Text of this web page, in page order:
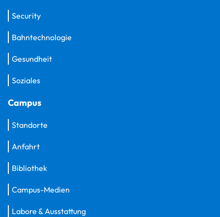
Security
Bahntechnologie
Gesundheit
Soziales
Campus
Standorte
Anfahrt
Bibliothek
Campus-Medien
Labore & Ausstattung